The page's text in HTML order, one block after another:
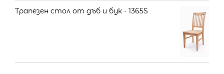
Трапезен стол от дъб и бук - 1365S